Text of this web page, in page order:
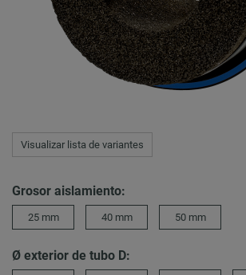
Visualizar lista de variantes
Grosor aislamiento:
25 mm 40 mm 50 mm
Ø exterior de tubo D: